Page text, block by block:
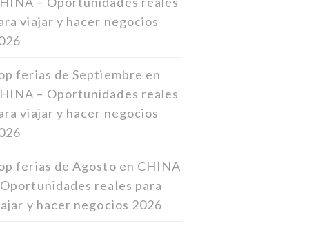
viajar y hacer negocios
ferias de Septiembre en
– Oportunidades reales
viajar y hacer negocios
ferias de Agosto en CHINA
reales para
y hacer negocios 2026